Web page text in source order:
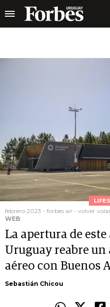
febrero 2023 - forbes air - volver
WEB
La apertura de
Uruguay reabre
aéreo con Buenos
Sebastián Chicou